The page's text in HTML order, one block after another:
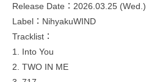
Release Date：2026.03.25 (Wed.)
Label：NihyakuWIND
Tracklist：
1. Into You
2. TWO IN ME